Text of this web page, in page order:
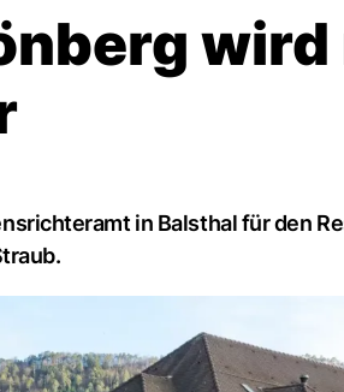
wird
in Balsthal für den